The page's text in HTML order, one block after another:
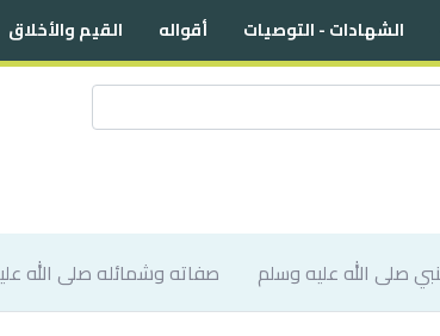
الشهادات - التوصيات أقواله القيم والأخلاق
صفاته وشمائله صلى الله